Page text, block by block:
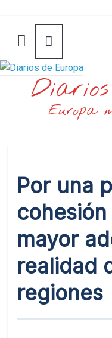
contenido
Europa
Por una
mayor
realidad
regiones